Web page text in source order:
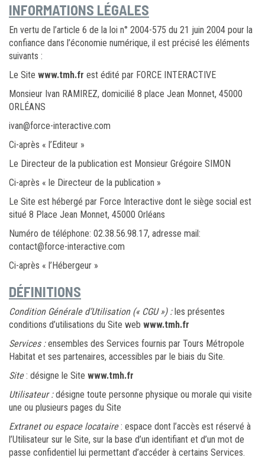
INFORMATIONS LÉGALES
En vertu de l’article 6 de la loi n° 2004-575 du 21 juin 2004 pour la
confiance dans l’économie numérique, il est précisé les éléments
suivants :
Le Site www.tmh.fr est édité par FORCE INTERACTIVE
Monsieur Ivan RAMIREZ, domicilié 8 place Jean Monnet, 45000
ORLÉANS
ivan@force-interactive.com
Ci-après « l’Editeur »
Le Directeur de la publication est Monsieur Grégoire SIMON
Ci-après « le Directeur de la publication »
Le Site est hébergé par Force Interactive dont le siège social est
situé 8 Place Jean Monnet, 45000 Orléans
Numéro de téléphone: 02.38.56.98.17, adresse mail:
contact@force-interactive.com
Ci-après « l’Hébergeur »
DÉFINITIONS
Condition Générale d’Utilisation (« CGU ») :les présentes
conditions d’utilisations du Site web www.tmh.fr
Services :ensembles des Services fournis par Tours Métropole
Habitat et ses partenaires, accessibles par le biais du Site.
Site: désigne le Site www.tmh.fr
Utilisateur :désigne toute personne physique ou morale qui visite
une ou plusieurs pages du Site
Extranet ou espace locataire: espace dont l’accès est réservé à
l’Utilisateur sur le Site, sur la base d’un identifiant et d’un mot de
passe confidentiel lui permettant d’accéder à certains Services.